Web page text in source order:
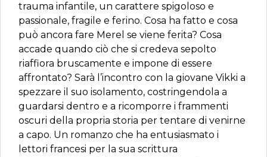
trauma infantile, un carattere spigoloso e
passionale, fragile e ferino. Cosa ha fatto e cosa
può ancora fare Merel se viene ferita? Cosa
accade quando ciò che si credeva sepolto
riaffiora bruscamente e impone di essere
affrontato? Sarà l’incontro con la giovane Vikki a
spezzare il suo isolamento, costringendola a
guardarsi dentro e a ricomporre i frammenti
oscuri della propria storia per tentare di venirne
a capo. Un romanzo che ha entusiasmato i
lettori francesi per la sua scrittura